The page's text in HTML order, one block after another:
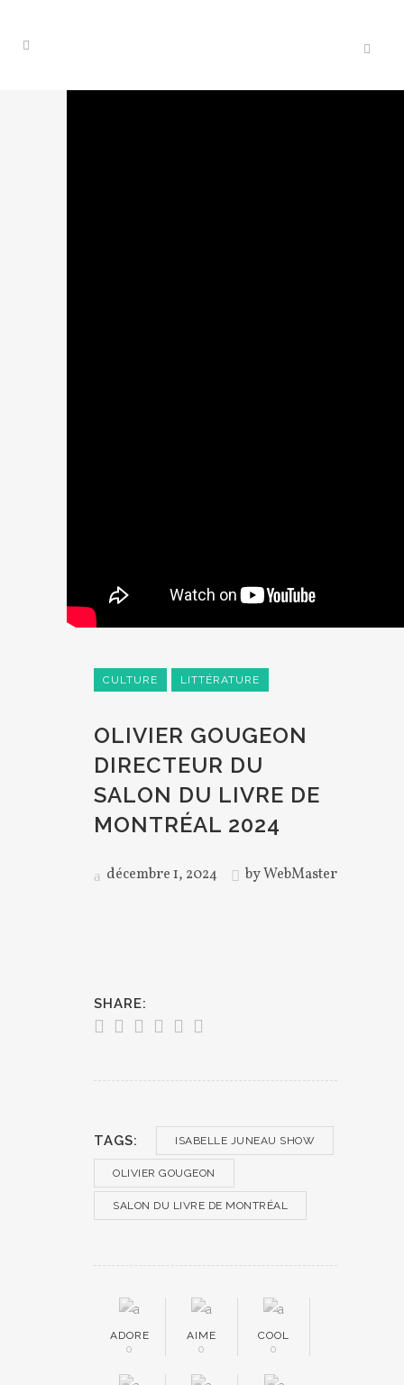
CULTURE LITTÉRATURE
OLIVIER GOUGEON
DIRECTEUR DU
SALON DU LIVRE DE
MONTRÉAL 2024
décembre 1, 2024 byWebMaster
SHARE:
TAGS: ISABELLE JUNEAU SHOW
OLIVIER GOUGEON
SALON DU LIVRE DE MONTRÉAL
ADORE
0
AIME
0
COOL
0